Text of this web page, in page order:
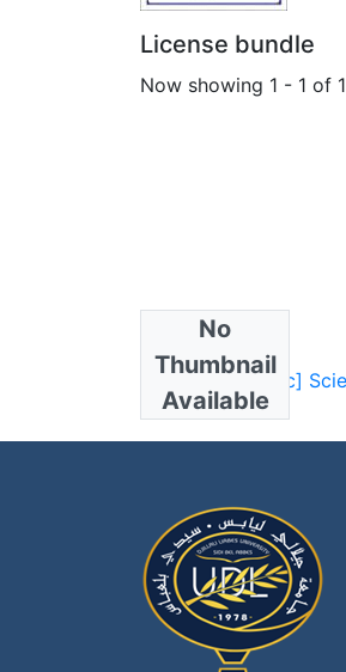
License bundle
Now showing 1 - 1 of 1
No
Thumbnail
Available
Collections